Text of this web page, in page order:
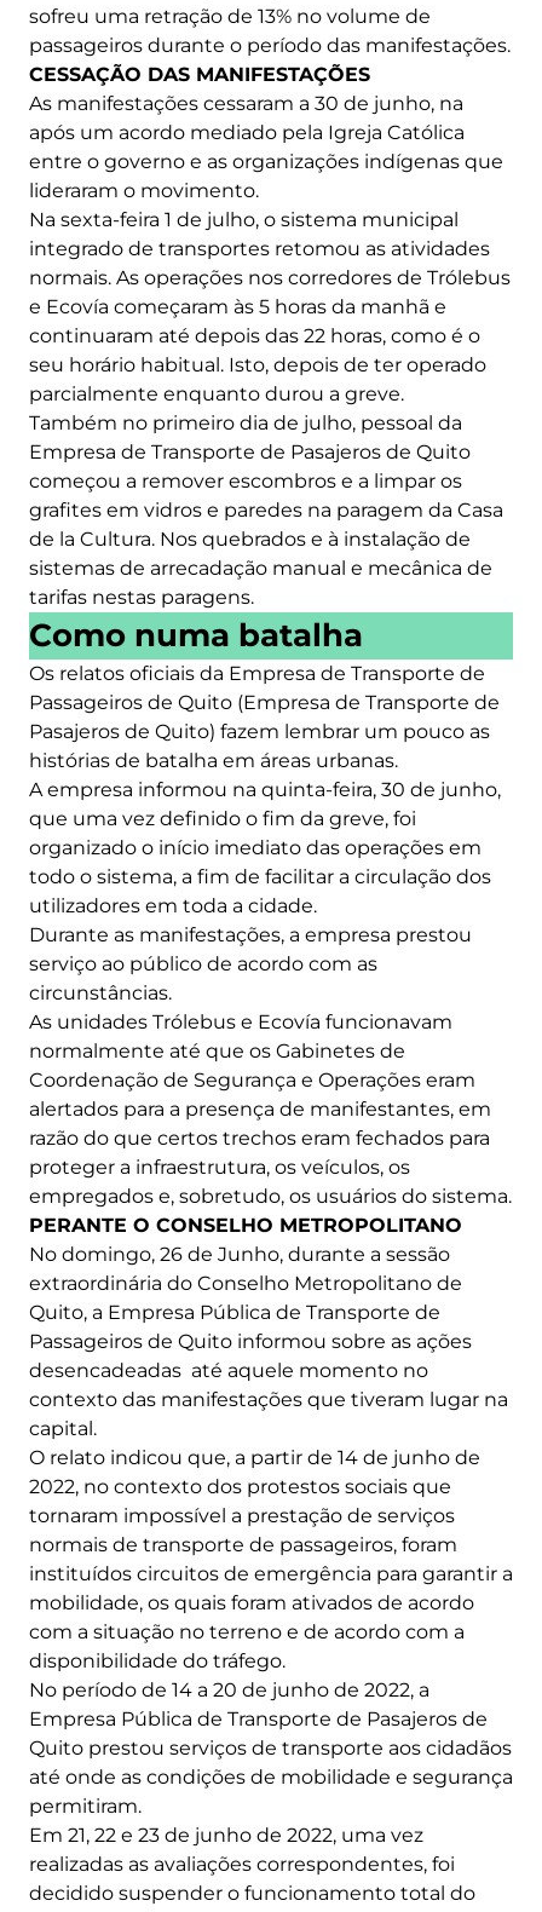
sofreu uma retração de 13% no volume de
passageiros durante o período das manifestações.
CESSAÇÃO DAS MANIFESTAÇÕES
As manifestações cessaram a 30 de junho, na
após um acordo mediado pela Igreja Católica
entre o governo e as organizações indígenas que
lideraram o movimento.
Na sexta-feira 1 de julho, o sistema municipal
integrado de transportes retomou as atividades
normais. As operações nos corredores de Trólebus
e Ecovía começaram às 5 horas da manhã e
continuaram até depois das 22 horas, como é o
seu horário habitual. Isto, depois de ter operado
parcialmente enquanto durou a greve.
Também no primeiro dia de julho, pessoal da
Empresa de Transporte de Pasajeros de Quito
começou a remover escombros e a limpar os
grafites em vidros e paredes na paragem da Casa
de la Cultura. Nos quebrados e à instalação de
sistemas de arrecadação manual e mecânica de
tarifas nestas paragens.
Como numa batalha
Os relatos oficiais da Empresa de Transporte de
Passageiros de Quito (Empresa de Transporte de
Pasajeros de Quito) fazem lembrar um pouco as
histórias de batalha em áreas urbanas.
A empresa informou na quinta-feira, 30 de junho,
que uma vez definido o fim da greve, foi
organizado o início imediato das operações em
todo o sistema, a fim de facilitar a circulação dos
utilizadores em toda a cidade.
Durante as manifestações, a empresa prestou
serviço ao público de acordo com as
circunstâncias.
As unidades Trólebus e Ecovía funcionavam
normalmente até que os Gabinetes de
Coordenação de Segurança e Operações eram
alertados para a presença de manifestantes, em
razão do que certos trechos eram fechados para
proteger a infraestrutura, os veículos, os
empregados e, sobretudo, os usuários do sistema.
PERANTE O CONSELHO METROPOLITANO
No domingo, 26 de Junho, durante a sessão
extraordinária do Conselho Metropolitano de
Quito, a Empresa Pública de Transporte de
Passageiros de Quito informou sobre as ações
desencadeadas até aquele momento no
contexto das manifestações que tiveram lugar na
capital.
O relato indicou que, a partir de 14 de junho de
2022, no contexto dos protestos sociais que
tornaram impossível a prestação de serviços
normais de transporte de passageiros, foram
instituídos circuitos de emergência para garantir a
mobilidade, os quais foram ativados de acordo
com a situação no terreno e de acordo com a
disponibilidade do tráfego.
No período de 14 a 20 de junho de 2022, a
Empresa Pública de Transporte de Pasajeros de
Quito prestou serviços de transporte aos cidadãos
até onde as condições de mobilidade e segurança
permitiram.
Em 21, 22 e 23 de junho de 2022, uma vez
realizadas as avaliações correspondentes, foi
decidido suspender o funcionamento total do